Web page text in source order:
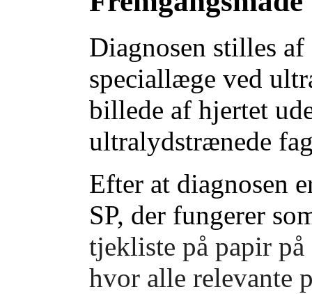
Diagnosen stilles
speciallæge ved
billede af hjertet
ultralydstrænede
Efter at diagnosen
SP, der fungerer
tjekliste på papir på
hvor alle relevante